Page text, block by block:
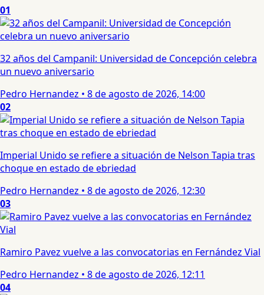
01
32 años del Campanil: Universidad de Concepción celebra
un nuevo aniversario
Pedro Hernandez • 8 de agosto de 2026, 14:00
02
Imperial Unido se refiere a situación de Nelson Tapia tras
choque en estado de ebriedad
Pedro Hernandez • 8 de agosto de 2026, 12:30
03
Ramiro Pavez vuelve a las convocatorias en Fernández Vial
Pedro Hernandez • 8 de agosto de 2026, 12:11
04